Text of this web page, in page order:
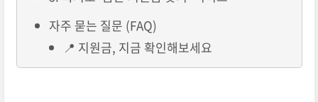
자주 묻는 질문 (FAQ)
📍 지원금, 지금 확인해보세요